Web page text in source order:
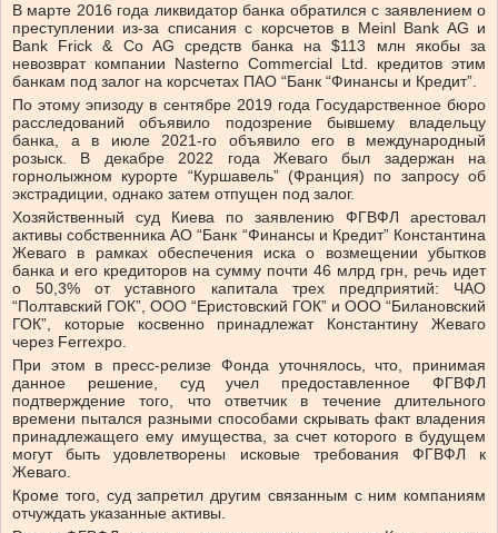
В марте 2016 года ликвидатор банка обратился с заявлением о
преступлении из-за списания с корсчетов в Meinl Bank AG и
Bank Frick & Co AG средств банка на $113 млн якобы за
невозврат компании Nasterno Commercial Ltd. кредитов этим
банкам под залог на корсчетах ПАО “Банк “Финансы и Кредит”.
По этому эпизоду в сентябре 2019 года Государственное бюро
расследований объявило подозрение бывшему владельцу
банка, а в июле 2021-го объявило его в международный
розыск. В декабре 2022 года Жеваго был задержан на
горнолыжном курорте “Куршавель” (Франция) по запросу об
экстрадиции, однако затем отпущен под залог.
Хозяйственный суд Киева по заявлению ФГВФЛ арестовал
активы собственника АО “Банк “Финансы и Кредит” Константина
Жеваго в рамках обеспечения иска о возмещении убытков
банка и его кредиторов на сумму почти 46 млрд грн, речь идет
о 50,3% от уставного капитала трех предприятий: ЧАО
“Полтавский ГОК”, ООО “Еристовский ГОК” и ООО “Билановский
ГОК”, которые косвенно принадлежат Константину Жеваго
через Ferrexpo.
При этом в пресс-релизе Фонда уточнялось, что, принимая
данное решение, суд учел предоставленное ФГВФЛ
подтверждение того, что ответчик в течение длительного
времени пытался разными способами скрывать факт владения
принадлежащего ему имущества, за счет которого в будущем
могут быть удовлетворены исковые требования ФГВФЛ к
Жеваго.
Кроме того, суд запретил другим связанным с ним компаниям
отчуждать указанные активы.